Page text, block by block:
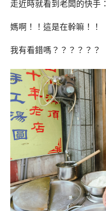
走近時就看到老闆的快手：
媽啊！！這是在幹嘛！！
我有看錯嗎？？？？？？